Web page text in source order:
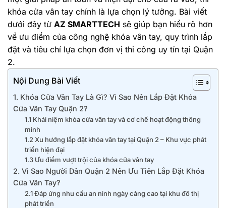
khóa cửa vân tay chính là lựa chọn lý tưởng. Bài viết
dưới đây từ AZ SMARTTECH sẽ giúp bạn hiểu rõ hơn
về ưu điểm của công nghệ khóa vân tay, quy trình lắp
đặt và tiêu chí lựa chọn đơn vị thi công uy tín tại Quận
2.
Nội Dung Bài Viết
1. Khóa Cửa Vân Tay Là Gì? Vì Sao Nên Lắp Đặt Khóa
Cửa Vân Tay Quận 2?
1.1 Khái niệm khóa cửa vân tay và cơ chế hoạt động thông
minh
1.2 Xu hướng lắp đặt khóa vân tay tại Quận 2 – Khu vực phát
triển hiện đại
1.3 Ưu điểm vượt trội của khóa cửa vân tay
2. Vì Sao Người Dân Quận 2 Nên Ưu Tiên Lắp Đặt Khóa
Cửa Vân Tay?
2.1 Đáp ứng nhu cầu an ninh ngày càng cao tại khu đô thị
phát triển